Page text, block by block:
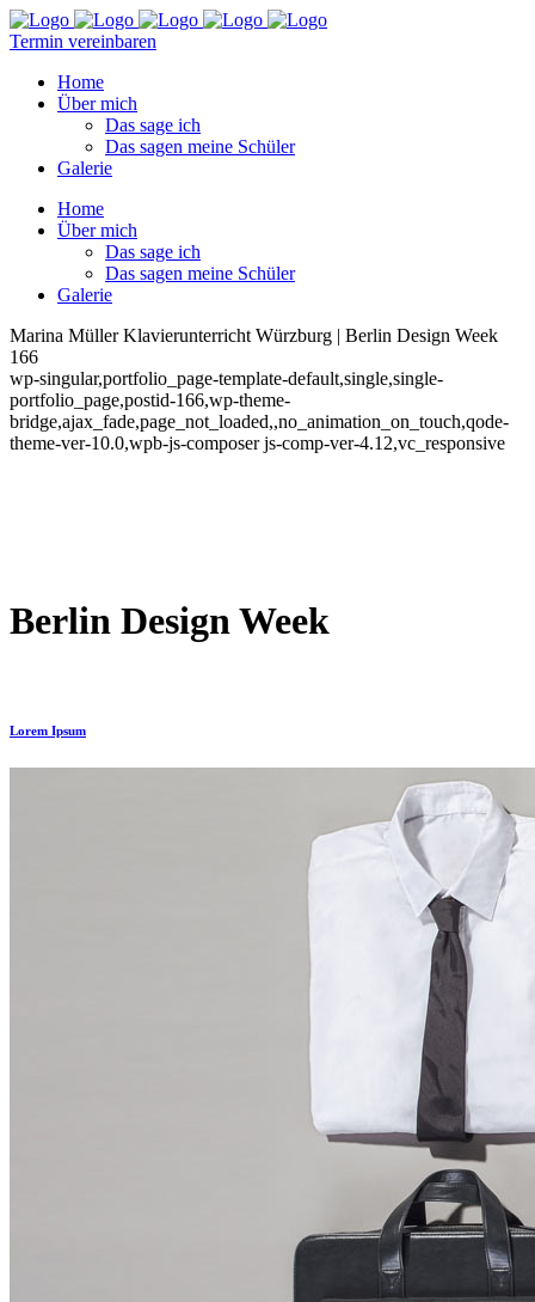
Termin vereinbaren
Home
Über mich
Das sage ich
Das sagen meine Schüler
Galerie
Home
Über mich
Das sage ich
Das sagen meine Schüler
Galerie
Marina Müller Klavierunterricht Würzburg | Berlin Design Week
166
wp-singular,portfolio_page-template-default,single,single-
portfolio_page,postid-166,wp-theme-
bridge,ajax_fade,page_not_loaded,,no_animation_on_touch,qode-
theme-ver-10.0,wpb-js-composer js-comp-ver-4.12,vc_responsive
Berlin Design Week
Lorem Ipsum